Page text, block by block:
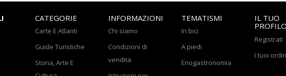
CATEGORIE
Carte E Atlanti
Guide Turistiche
Storia, Arte E
INFORMAZIONI
Chi siamo
Condizioni di
vendita
TEMATISMI
In bici
A piedi
Enogastronomia
IL TUO
Registrati
I tuoi